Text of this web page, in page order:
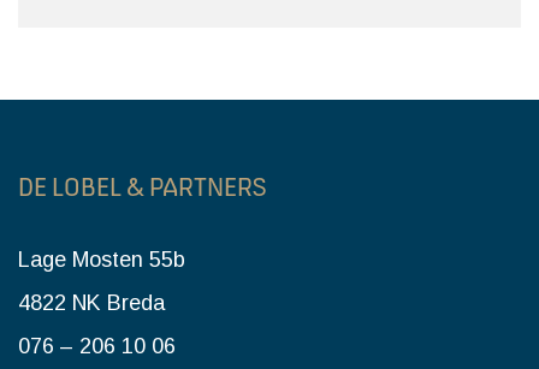
DE LOBEL & PARTNERS
Lage Mosten 55b
4822 NK Breda
076 – 206 10 06